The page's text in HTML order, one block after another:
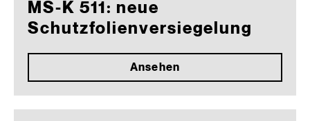
MS-K 511: neue
Schutzfolienversiegelung
Ansehen